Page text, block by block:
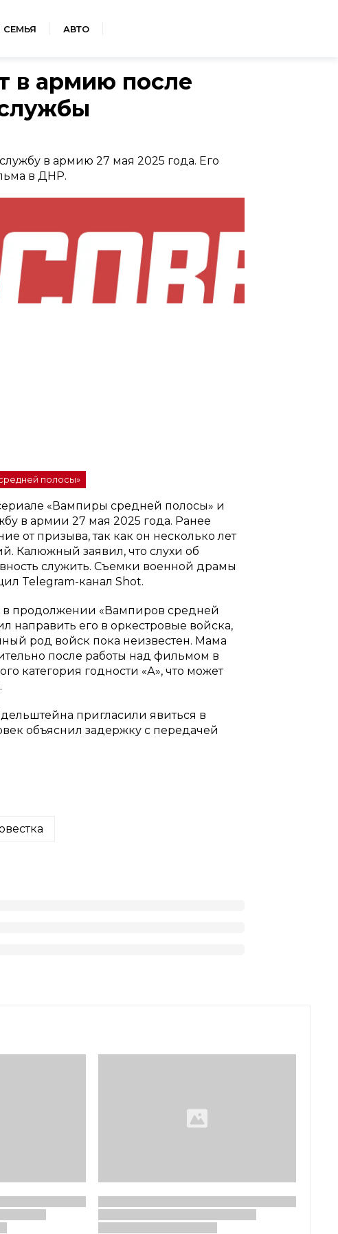
АВТО
в армию после
в армию 27 мая 2025 года. Его
в ДНР.
полосы»
«Вампиры средней полосы» и
в армии 27 мая 2025 года. Ранее
от призыва, так как он несколько лет
Калюжный заявил, что слухи об
служить. Съемки военной драмы
Telegram-канал Shot.
продолжении «Вампиров средней
направить его в оркестровые войска,
род войск пока неизвестен. Мама
после работы над фильмом в
категория годности «А», что может
пригласили явиться в
объяснил задержку с передачей